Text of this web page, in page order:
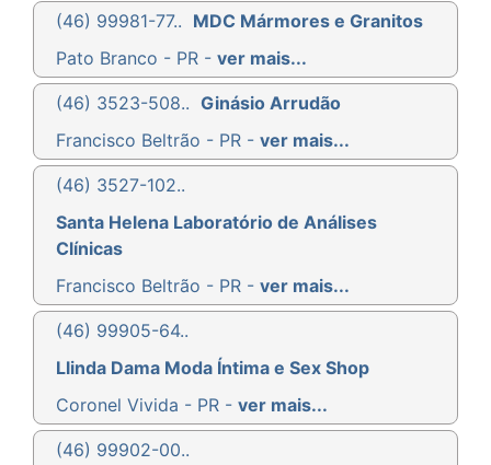
(46) 99981-77.. MDC Mármores e Granitos
Pato Branco - PR - ver mais...
(46) 3523-508.. Ginásio Arrudão
Francisco Beltrão - PR - ver mais...
(46) 3527-102..
Santa Helena Laboratório de Análises
Clínicas
Francisco Beltrão - PR - ver mais...
(46) 99905-64..
Llinda Dama Moda Íntima e Sex Shop
Coronel Vivida - PR - ver mais...
(46) 99902-00..